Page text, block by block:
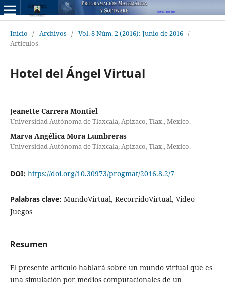
Inicio / Archivos / Vol. 8 Núm. 2 (2016): Junio de 2016 /
Artículos
Hotel del Ángel Virtual
Jeanette Carrera Montiel
Universidad Autónoma de Tlaxcala, Apizaco, Tlax., Mexico.
Marva Angélica Mora Lumbreras
Universidad Autónoma de Tlaxcala, Apizaco, Tlax., Mexico.
DOI: https://doi.org/10.30973/progmat/2016.8.2/7
Palabras clave: MundoVirtual, RecorridoVirtual, Video
Juegos
Resumen
El presente articulo hablará sobre un mundo virtual que es
una simulación por medios computacionales de un